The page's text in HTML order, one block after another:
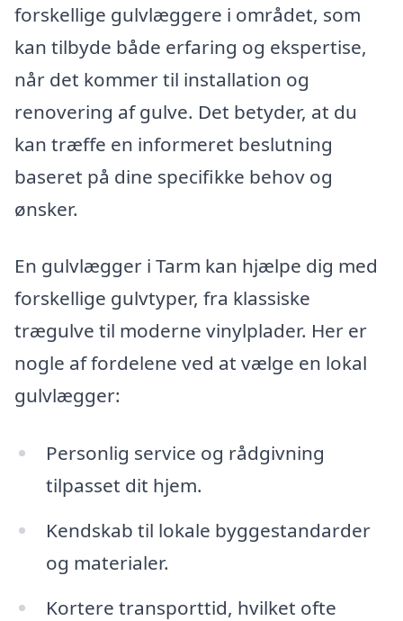
forskellige gulvlæggere i området, som
kan tilbyde både erfaring og ekspertise,
når det kommer til installation og
renovering af gulve. Det betyder, at du
kan træffe en informeret beslutning
baseret på dine specifikke behov og
ønsker.
En gulvlægger i Tarm kan hjælpe dig med
forskellige gulvtyper, fra klassiske
trægulve til moderne vinylplader. Her er
nogle af fordelene ved at vælge en lokal
gulvlægger:
Personlig service og rådgivning
tilpasset dit hjem.
Kendskab til lokale byggestandarder
og materialer.
Kortere transporttid, hvilket ofte